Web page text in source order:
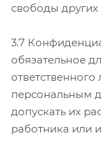
свободы других
3.7
обязательное
персональным
допускать их
работника или